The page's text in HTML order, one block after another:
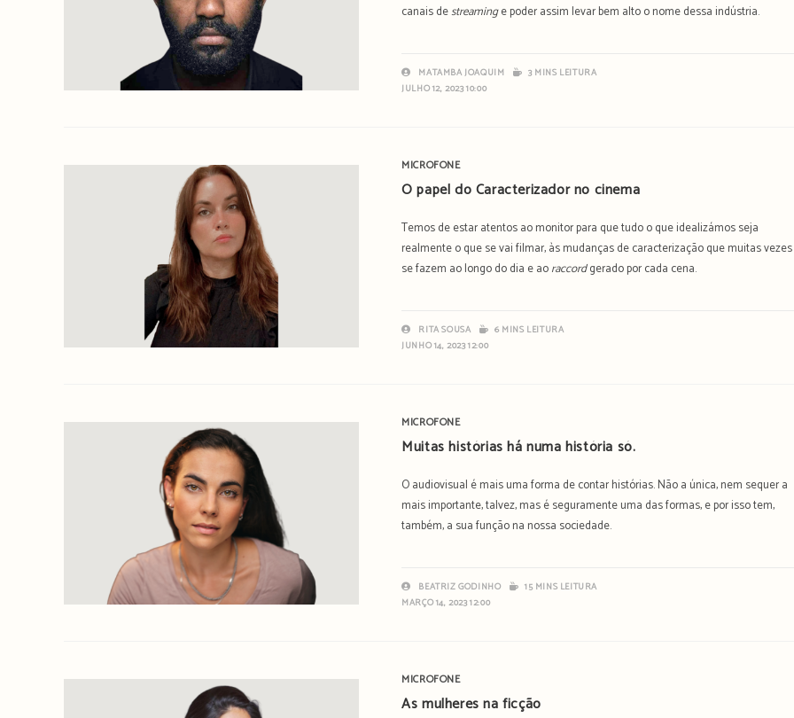
canais destreaminge poder assim levar bem alto o nome dessa indústria.
MATAMBA JOAQUIM
3 MINS LEITURA
JULHO 12, 2023 10:00
MICROFONE
O papel do Caracterizador no cinema
Temos de estar atentos ao monitor para que tudo o que idealizámos seja
realmente o que se vai filmar, às mudanças de caracterização que muitas vezes
se fazem ao longo do dia e aoraccordgerado por cada cena.
RITA SOUSA
6 MINS LEITURA
JUNHO 14, 2023 12:00
MICROFONE
Muitas histórias há numa história só.
O audiovisual é mais uma forma de contar histórias. Não a única, nem sequer a
mais importante, talvez, mas é seguramente uma das formas, e por isso tem,
também, a sua função na nossa sociedade.
BEATRIZ GODINHO
15 MINS LEITURA
MARÇO 14, 2023 12:00
MICROFONE
As mulheres na ficção